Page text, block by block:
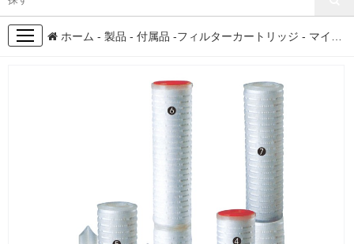
製品
ホーム - 製品 - 付属品 -フィルターカートリッジ - マイクプリーツ